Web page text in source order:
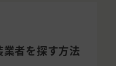
者を探す方法